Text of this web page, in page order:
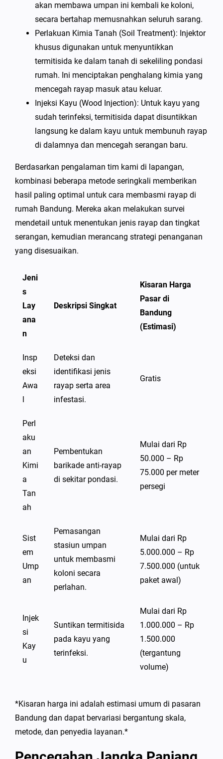
akan membawa umpan ini kembali ke koloni,
secara bertahap memusnahkan seluruh sarang.
Perlakuan Kimia Tanah (Soil Treatment): Injektor
khusus digunakan untuk menyuntikkan
termitisida ke dalam tanah di sekeliling pondasi
rumah. Ini menciptakan penghalang kimia yang
mencegah rayap masuk atau keluar.
Injeksi Kayu (Wood Injection): Untuk kayu yang
sudah terinfeksi, termitisida dapat disuntikkan
langsung ke dalam kayu untuk membunuh rayap
di dalamnya dan mencegah serangan baru.
Berdasarkan pengalaman tim kami di lapangan,
kombinasi beberapa metode seringkali memberikan
hasil paling optimal untuk cara membasmi rayap di
rumah Bandung. Mereka akan melakukan survei
mendetail untuk menentukan jenis rayap dan tingkat
serangan, kemudian merancang strategi penanganan
yang disesuaikan.
Jeni
s
Lay
ana
n
Deskripsi Singkat
Kisaran Harga
Pasar di
Bandung
(Estimasi)
Insp
eksi
Awa
Deteksi dan
identifikasi jenis
rayap serta area
infestasi.
Gratis
Perl
aku
an
Kimi
a
Tan
ah
Pembentukan
barikade anti-rayap
di sekitar pondasi.
Mulai dari Rp
50.000 – Rp
75.000 per meter
persegi
Sist
em
Ump
an
Pemasangan
stasiun umpan
untuk membasmi
koloni secara
perlahan.
Mulai dari Rp
5.000.000 – Rp
7.500.000 (untuk
paket awal)
Injek
si
Kay
u
Suntikan termitisida
pada kayu yang
terinfeksi.
Mulai dari Rp
1.000.000 – Rp
1.500.000
(tergantung
volume)
*Kisaran harga ini adalah estimasi umum di pasaran
Bandung dan dapat bervariasi bergantung skala,
metode, dan penyedia layanan.*